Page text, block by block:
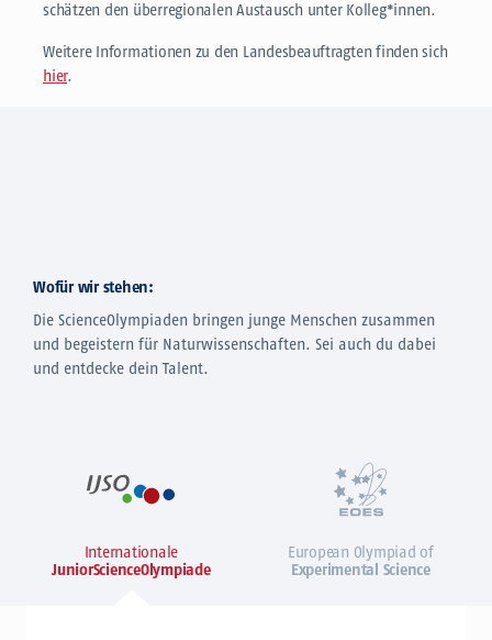
schätzen den überregionalen Austausch unter Kolleg*innen.
Weitere Informationen zu den Landesbeauftragten finden sich
hier.
Wofür wir stehen:
Die ScienceOlympiaden bringen junge Menschen zusammen
und begeistern für Naturwissenschaften. Sei auch du dabei
und entdecke dein Talent.
Internationale
JuniorScienceOlympiade
European Olympiad of
Experimental Science